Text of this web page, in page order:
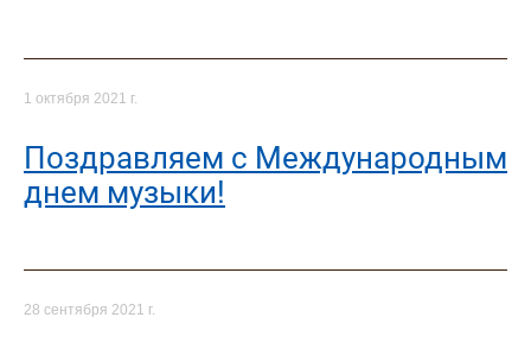
1 октября 2021 г.
Поздравляем с Международным
днем музыки!
28 сентября 2021 г.